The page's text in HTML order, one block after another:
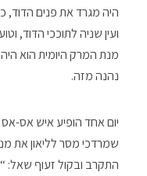
היה מגרד את פנים
ועין שניה לתוככי
מנת המרק היומית הוא היה
נהנה מזה.
יום אחד הופיע איש אס-
שמרדכי מסר לליאון את
התקרב ובקול זעוף שאל: